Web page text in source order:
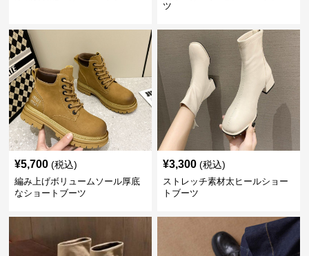
ツ
¥5,700 (税込)
編み上げボリュームソール厚底
なショートブーツ
¥3,300 (税込)
ストレッチ素材太ヒールショー
トブーツ